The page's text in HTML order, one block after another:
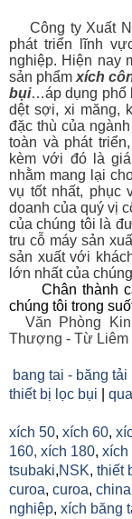
Công ty Xuất
phát triển lĩnh
nghiệp. Hiện nay
sản phẩm xích
bụi…áp dụng phổ
dệt sợi, xi măng,
đặc thù của
toàn và phát
kèm với đó là
nhằm mang lại
vụ tốt nhất, phục
doanh của quý vị
của chúng tôi là
tru cỗ máy sản
sản xuất với
lớn nhất của
Chân thành
chúng tôi trong
Văn Phòng
Thượng - Từ Liêm
bang tai - băng tải
thiết bị lọc bụi
xích 50, xích 60,
160, xích 180, xích
tsubaki,NSK, thiết
curoa, curoa, china
nghiệp, xích băng